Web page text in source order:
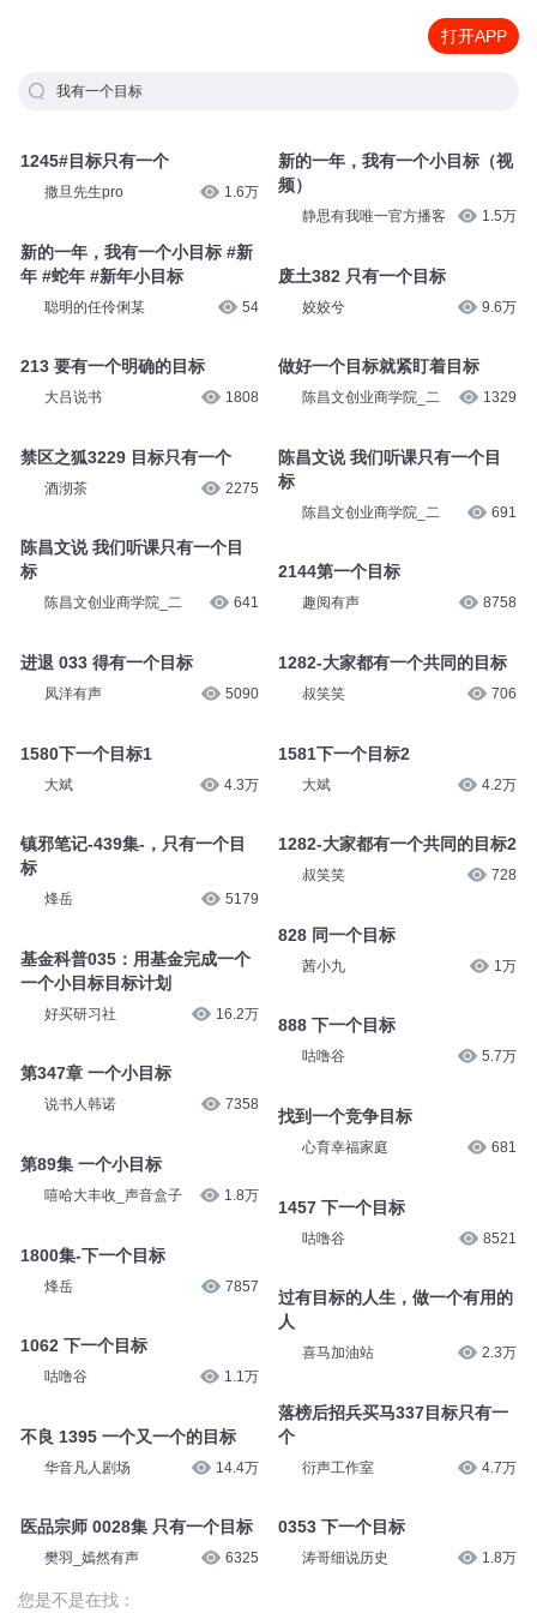
打开APP
我有一个目标
1245#目标只有一个
撒旦先生pro 1.6万
新的一年，我有一个小目标 #新
年 #蛇年 #新年小目标
聪明的任伶俐某 54
213 要有一个明确的目标
大吕说书 1808
禁区之狐3229 目标只有一个
酒沏茶 2275
陈昌文说 我们听课只有一个目
标
陈昌文创业商学院_二 641
进退 033 得有一个目标
凤洋有声 5090
1580下一个目标1
大斌 4.3万
镇邪笔记-439集-，只有一个目
标
烽岳 5179
基金科普035：用基金完成一个
一个小目标目标计划
好买研习社 16.2万
第347章 一个小目标
说书人韩诺 7358
第89集 一个小目标
嘻哈大丰收_声音盒子 1.8万
1800集-下一个目标
烽岳 7857
1062 下一个目标
咕噜谷 1.1万
不良 1395 一个又一个的目标
华音凡人剧场 14.4万
医品宗师 0028集 只有一个目标
樊羽_嫣然有声 6325
新的一年，我有一个小目标（视
频）
静思有我唯一官方播客 1.5万
废土382 只有一个目标
姣姣兮 9.6万
做好一个目标就紧盯着目标
陈昌文创业商学院_二 1329
陈昌文说 我们听课只有一个目
标
陈昌文创业商学院_二 691
2144第一个目标
趣阅有声 8758
1282-大家都有一个共同的目标
叔笑笑 706
1581下一个目标2
大斌 4.2万
1282-大家都有一个共同的目标2
叔笑笑 728
828 同一个目标
茜小九 1万
888 下一个目标
咕噜谷 5.7万
找到一个竞争目标
心育幸福家庭 681
1457 下一个目标
咕噜谷 8521
过有目标的人生，做一个有用的
人
喜马加油站 2.3万
落榜后招兵买马337目标只有一
个
衍声工作室 4.7万
0353 下一个目标
涛哥细说历史 1.8万
您是不是在找：